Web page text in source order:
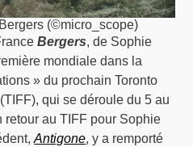
(©micro_scope)
Bergers, de Sophie
mondiale dans la
» du prochain Toronto
qui se déroule du 5 au
retour au TIFF pour Sophie
Antigone, y a remporté